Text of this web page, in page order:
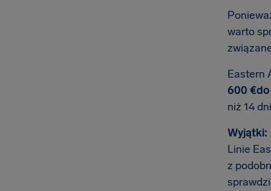
warto
Eastern
600 €do
niż 14
Wyjątki:
Linie
z